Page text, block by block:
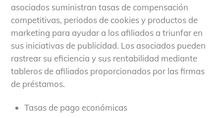
asociados suministran tasas de compensación
competitivas, periodos de cookies y productos de
marketing para ayudar a los afiliados a triunfar en
sus iniciativas de publicidad. Los asociados pueden
rastrear su eficiencia y sus rentabilidad mediante
tableros de afiliados proporcionados por las firmas
de préstamos.
Tasas de pago económicas